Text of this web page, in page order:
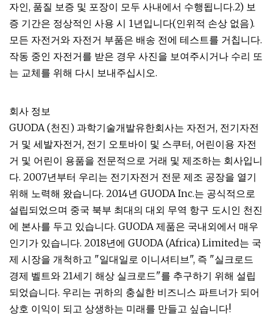
자인, 품질 보증 및 포장이 모두 사내에서 수행됩니다.2) 보
증 기간은 정상적인 사용 시 1년입니다(인위적 손상 없음).
모든 자전거와 자전거 부품은 배송 전에 테스트를 거칩니다.
작동 중인 자전거를 받은 경우 사진을 보여주시거나 수리 또
는 교체를 위해 다시 보내주십시오.
회사 정보
GUODA (천진) 과학기술개발유한회사는 자전거, 전기자전
거 및 세발자전거, 전기 오토바이 및 스쿠터, 어린이용 자전
거 및 어린이 용품을 전문적으로 거래 및 제조하는 회사입니
다. 2007년부터 우리는 전기자전거 전문 제조 공장을 열기
위해 노력해 왔습니다. 2014년 GUODA Inc.는 공식적으로
설립되었으며 중국 북부 최대의 대외 무역 항구 도시인 천진
에 본사를 두고 있습니다. GUODA 제품은 국내외에서 매우
인기가 있습니다. 2018년에 GUODA (Africa) Limited는 국
제 시장을 개척하고 "일대일로 이니셔티브", 즉 "실크로드
경제 벨트와 21세기 해상 실크로드"를 추구하기 위해 설립
되었습니다. 우리는 귀하의 충실한 비즈니스 파트너가 되어
상호 이익이 되고 상생하는 미래를 만들고 싶습니다!